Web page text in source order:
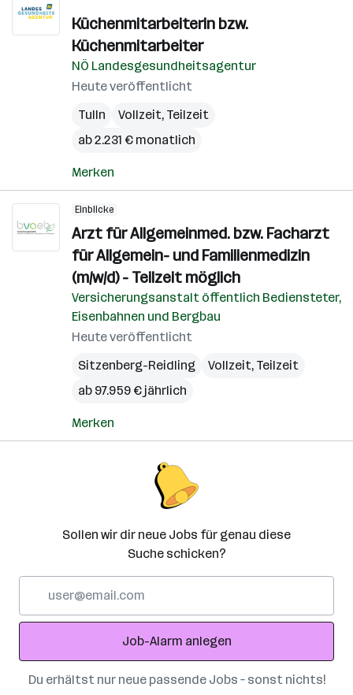
Küchenmitarbeiterin bzw.
Küchenmitarbeiter
NÖ Landesgesundheitsagentur
Heute veröffentlicht
Tulln
Vollzeit, Teilzeit
ab 2.231 € monatlich
Merken
Einblicke
Arzt für Allgemeinmed. bzw. Facharzt
für Allgemein- und Familienmedizin
(m/w/d) - Teilzeit möglich
Versicherungsanstalt öffentlich Bediensteter,
Eisenbahnen und Bergbau
Heute veröffentlicht
Sitzenberg-Reidling
Vollzeit, Teilzeit
ab 97.959 € jährlich
Merken
Sollen wir dir neue Jobs für genau diese
Suche schicken?
Adresse
Job-Alarm anlegen
Du erhältst nur neue passende Jobs – sonst nichts!